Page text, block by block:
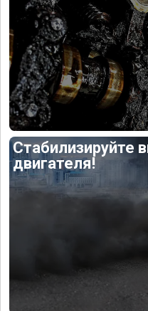
Стабилизируйте
двигателя!